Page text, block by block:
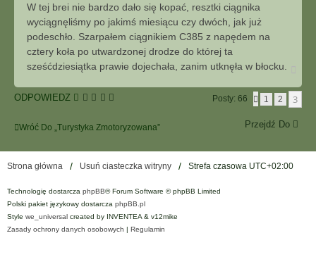
W tej brei nie bardzo dało się kopać, resztki ciągnika
wyciągnęliśmy po jakimś miesiącu czy dwóch, jak już
podeschło. Szarpałem ciągnikiem C385 z napędem na
cztery koła po utwardzonej drodze do której ta
sześćdziesiątka prawie dojechała, zanim utknęła w błocku.
g
ó
ę
ODPOWIEDZ Posty: 66
P
O
P
R
N
1 2 3
Wróć Do „Turystyka Zmotoryzowana” Przejdź Do
Strona główna Usuń ciasteczka witryny Strefa czasowa UTC+02:00
Technologię dostarcza phpBB® Forum Software © phpBB Limited
Polski pakiet językowy dostarcza phpBB.pl
Style we_universal created by INVENTEA & v12mike
Zasady ochrony danych osobowych | Regulamin